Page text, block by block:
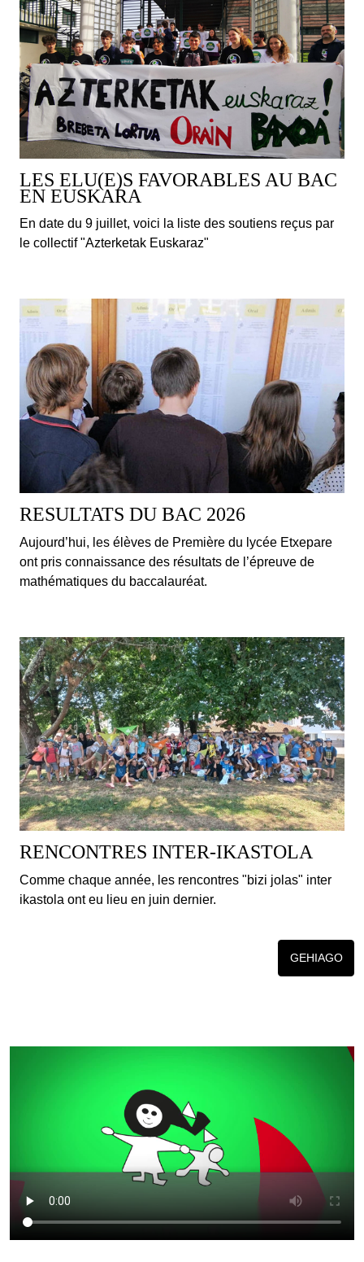
LES ELU(E)S FAVORABLES AU BAC
EN EUSKARA
En date du 9 juillet, voici la liste des soutiens reçus par
le collectif "Azterketak Euskaraz"
RESULTATS DU BAC 2026
Aujourd’hui, les élèves de Première du lycée Etxepare
ont pris connaissance des résultats de l’épreuve de
mathématiques du baccalauréat.
RENCONTRES INTER-IKASTOLA
Comme chaque année, les rencontres "bizi jolas" inter
ikastola ont eu lieu en juin dernier.
GEHIAGO